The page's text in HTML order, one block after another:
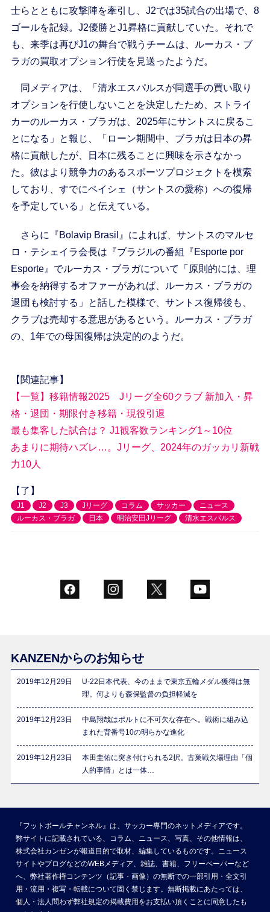
士らとともに攻撃陣を牽引し、J2では35試合の出場で、8
ゴールを記録。J2優勝とJ1昇格に貢献していた。それで
も、来季は再びJ1の舞台で戦うチームは、ルーカス・ブ
ラガの買取オプション行使を見送ったようだ。
同メディアは、「清水エスパルスが同選手の買い取り
オプションを行使しないことを決定したため、ストライ
カーのルーカス・ブラガは、2025年にサントスに戻るこ
とになる」と報じ、「ローン期間中、ブラガは日本の昇
格に貢献したが、日本に残ることに興味を示さなかっ
た。彼はより競争力のあるスポーツプロジェクトを模索
しており、すでにペイシェ（サントスの愛称）への復帰
を予定している」と伝えている。
さらに『Bolavip Brasil』によれば、サントスのマルセ
ロ・テシェイラ会長は『ブラジルの番組『Esporte por
Esporte』でルーカス・ブラガについて「原則的には、理
事会を納得するオファーがあれば、ルーカス・ブラガの
退団も検討する」と話した模様で、サントス復帰後も、
クラブは売却する意思があるという。ルーカス・ブラガ
の、1年での母国復帰は決定的のようだ。
【関連記事】
【一覧】移籍情報2025 Jリーグ全60クラブ 新加入・昇
格・退団・期限付き移籍・現役引退
最も集客した試合は？ J1観客数ランキング1～10位
あまりに期待ハズレ…。Jリーグ、2024年のガッカリ新戦
力10人
【了】
J1 J2 J3 Jリーグ コラム サッカー
ニュース
ルーカス・ブラガ
日本 明治安田Jリーグ 清水エスパルス
KANZENからのお知らせ
2019年12月29日
U-22日本代表、今のままで東京五輪メダル獲得は無
理。何よりも森保監督の負担軽減を
2019年12月23日
中島翔哉はポルトに不可欠な存在へ。戦術に組み込
まれた背番号10の明らかな進化
2019年12月23日
本田圭佑に突き付けられる2択。古巣戦欠場理由「個
人的事情」とは一体…
『フットボールチャンネル』は、サッカー専門のネットメディアです。
弊サイトに記載されている、コラム、ニュース、写真、その他情報は、
株式会社カンゼンが報道目的で取材、編集しているものです。ニュース
サイトやブログなどのWEBメディア、雑誌、書籍、フリーペーパーなど
へ、弊社著作権コンテンツ（記事・画像）の無断での一部引用・全文引
用・流用・複写・転載について固く禁じます。無断掲載にあたっては、
個人・法人問わず弊社規定の掲載費用をお支払い頂くことに同意したも